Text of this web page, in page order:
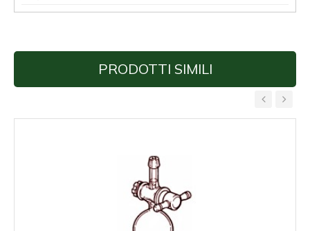
PRODOTTI SIMILI
‹ ›